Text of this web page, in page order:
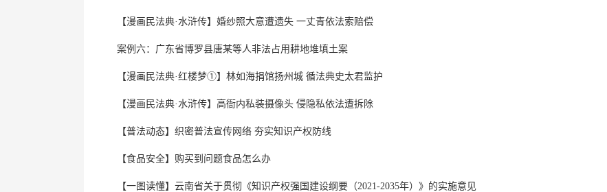
【漫画民法典·水浒传】婚纱照大意遭遗失 一丈青依法索赔偿
案例六：广东省博罗县唐某等人非法占用耕地堆填土案
【漫画民法典·红楼梦①】林如海捐馆扬州城 循法典史太君监护
【漫画民法典·水浒传】高衙内私装摄像头 侵隐私依法遭拆除
【普法动态】织密普法宣传网络 夯实知识产权防线
【食品安全】购买到问题食品怎么办
【一图读懂】云南省关于贯彻《知识产权强国建设纲要（2021-2035年）》的实施意见